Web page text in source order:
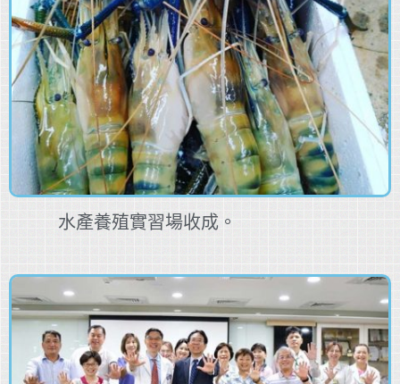
水產養殖實習場收成。